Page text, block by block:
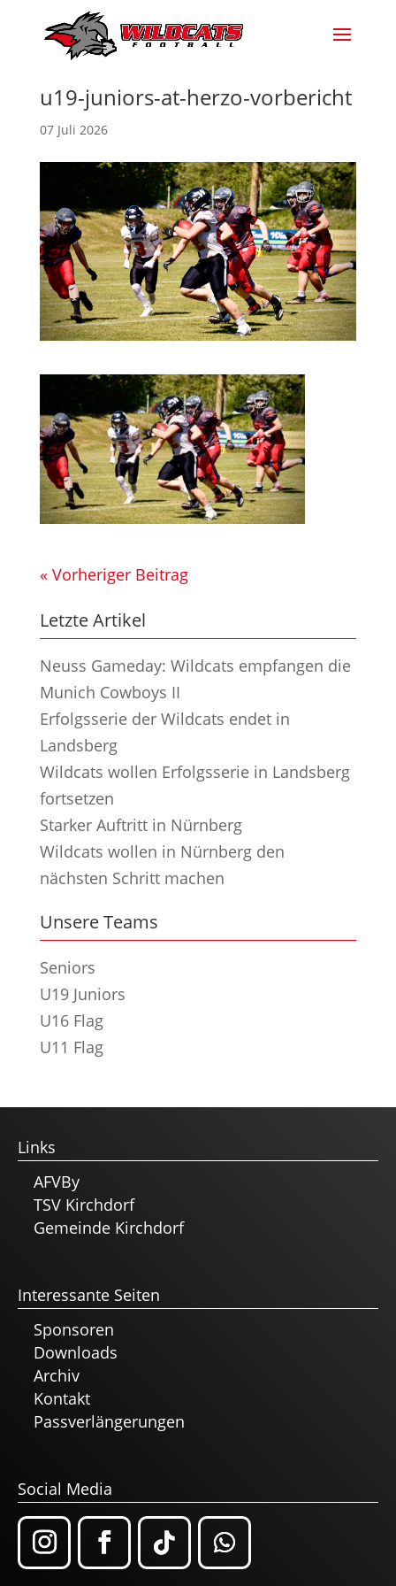
u19-juniors-at-herzo-vorbericht
07 Juli 2026
« Vorheriger Beitrag
Letzte Artikel
Neuss Gameday: Wildcats empfangen die
Munich Cowboys II
Erfolgsserie der Wildcats endet in
Landsberg
Wildcats wollen Erfolgsserie in Landsberg
fortsetzen
Starker Auftritt in Nürnberg
Wildcats wollen in Nürnberg den
nächsten Schritt machen
Unsere Teams
Seniors
U19 Juniors
U16 Flag
U11 Flag
Links
AFVBy
TSV Kirchdorf
Gemeinde Kirchdorf
Interessante Seiten
Sponsoren
Downloads
Archiv
Kontakt
Passverlängerungen
Social Media